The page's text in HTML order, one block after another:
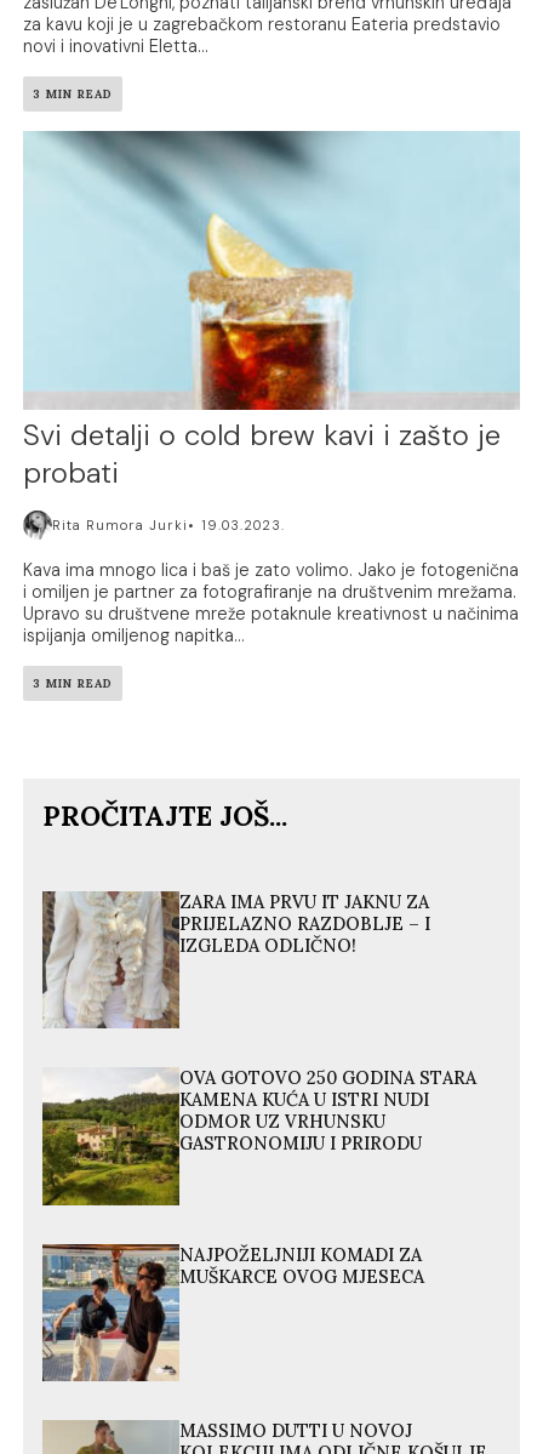
za kavu koji je u zagrebačkom restoranu Eateria predstavio
novi i inovativni Eletta...
3 MIN READ
Svi detalji o cold brew kavi i zašto je
probati
Rita Rumora Jurki 19.03.2023.
Kava ima mnogo lica i baš je zato volimo. Jako je fotogenična
i omiljen je partner za fotografiranje na društvenim mrežama.
Upravo su društvene mreže potaknule kreativnost u načinima
ispijanja omiljenog napitka...
3 MIN READ
PROČITAJTE JOŠ...
ZARA IMA PRVU IT JAKNU ZA
PRIJELAZNO RAZDOBLJE – I
IZGLEDA ODLIČNO!
OVA GOTOVO 250 GODINA STARA
KAMENA KUĆA U ISTRI NUDI
ODMOR UZ VRHUNSKU
GASTRONOMIJU I PRIRODU
NAJPOŽELJNIJI KOMADI ZA
MUŠKARCE OVOG MJESECA
MASSIMO DUTTI U NOVOJ